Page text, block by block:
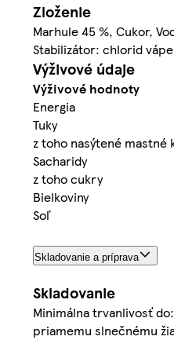
Zloženie
Marhule 45 %, Cukor,
Stabilizátor: chlorid
Výživové údaje
Výživové hodnoty
Energia
Tuky
z toho nasýtené mastné
Sacharidy
z toho cukry
Bielkoviny
Soľ
Skladovanie a príprava
Skladovanie
Minimálna trvanlivosť
priamemu slnečnému